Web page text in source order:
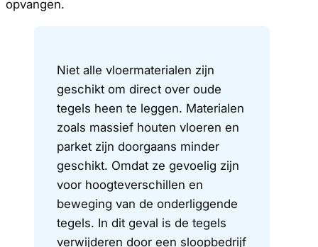
opvangen.
Niet alle vloermaterialen zijn
geschikt om direct over oude
tegels heen te leggen. Materialen
zoals massief houten vloeren en
parket zijn doorgaans minder
geschikt. Omdat ze gevoelig zijn
voor hoogteverschillen en
beweging van de onderliggende
tegels. In dit geval is de tegels
verwijderen door een sloopbedrijf